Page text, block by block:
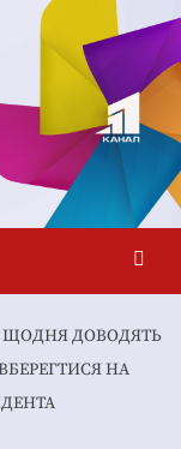
ЩОДНЯ ДОВОДЯТЬ
НА